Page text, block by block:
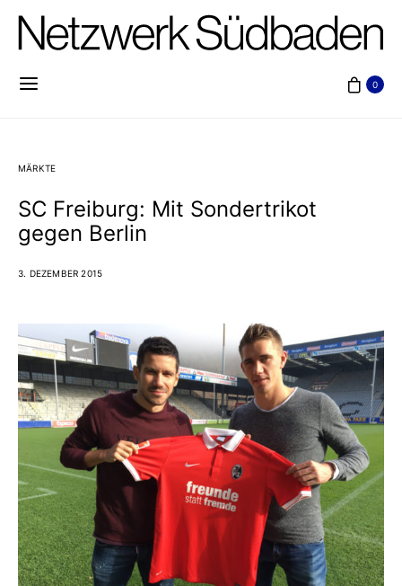
0
MÄRKTE
SC Freiburg: Mit Sondertrikot
gegen Berlin
3. DEZEMBER 2015